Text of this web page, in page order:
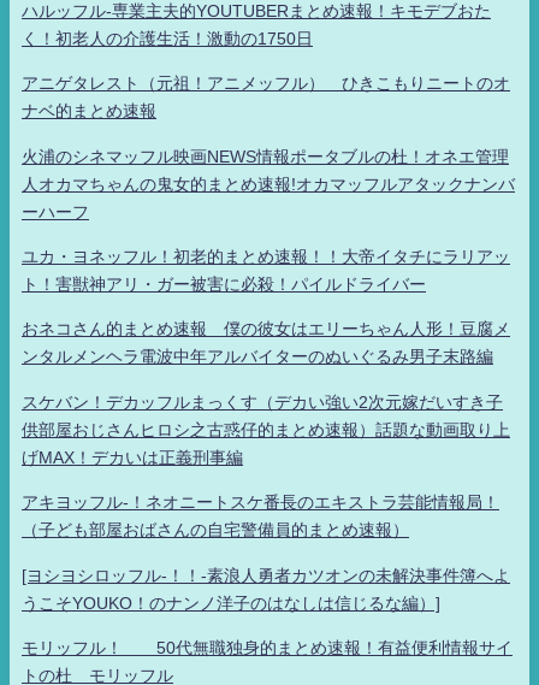
ハルッフル-専業主夫的YOUTUBERまとめ速報！キモデブおた
く！初老人の介護生活！激動の1750日
アニゲタレスト（元祖！アニメッフル） ひきこもりニートのオ
ナベ的まとめ速報
火浦のシネマッフル映画NEWS情報ポータブルの杜！オネエ管理
人オカマちゃんの鬼女的まとめ速報!オカマッフルアタックナンバ
ーハーフ
ユカ・ヨネッフル！初老的まとめ速報！！大帝イタチにラリアッ
ト！害獣神アリ・ガー被害に必殺！パイルドライバー
おネコさん的まとめ速報 僕の彼女はエリーちゃん人形！豆腐メ
ンタルメンヘラ電波中年アルバイターのぬいぐるみ男子末路編
スケバン！デカッフルまっくす（デカい強い2次元嫁だいすき子
供部屋おじさんヒロシ之古惑仔的まとめ速報）話題な動画取り上
げMAX！デカいは正義刑事編
アキヨッフル-！ネオニートスケ番長のエキストラ芸能情報局！
（子ども部屋おばさんの自宅警備員的まとめ速報）
[ヨシヨシロッフル-！！-素浪人勇者カツオンの未解決事件簿へよ
うこそYOUKO！のナンノ洋子のはなしは信じるな編）]
モリッフル！ 50代無職独身的まとめ速報！有益便利情報サイ
トの杜 モリッフル